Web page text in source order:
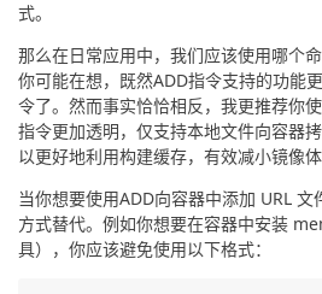
式。
那么在日常应用中，我们应该使用哪个
你可能在想，既然ADD指令支持的功能
令了。然而事实恰恰相反，我更推荐你
指令更加透明，仅支持本地文件向容器
以更好地利用构建缓存，有效减小镜像体
当你想要使用ADD向容器中添加 URL
方式替代。例如你想要在容器中安装
具），你应该避免使用以下格式：